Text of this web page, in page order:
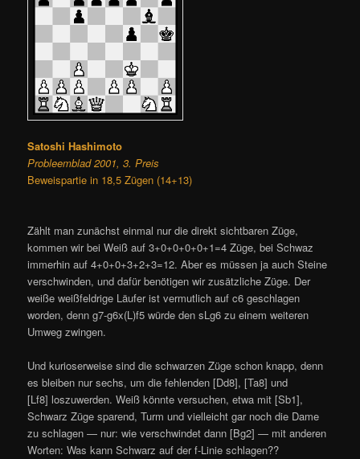
Satoshi Hashimoto
Probleemblad 2001, 3. Preis
Beweispartie in 18,5 Zügen (14+13)
Zählt man zunächst einmal nur die direkt sichtbaren Züge,
kommen wir bei Weiß auf 3+0+0+0+0+1=4 Züge, bei Schwaz
immerhin auf 4+0+0+3+2+3=12. Aber es müssen ja auch Steine
verschwinden, und dafür benötigen wir zusätzliche Züge. Der
weiße weißfeldrige Läufer ist vermutlich auf c6 geschlagen
worden, denn g7-g6x(L)f5 würde den sLg6 zu einem weiteren
Umweg zwingen.
Und kurioserweise sind die schwarzen Züge schon knapp, denn
es bleiben nur sechs, um die fehlenden [Dd8], [Ta8] und
[Lf8] loszuwerden. Weiß könnte versuchen, etwa mit [Sb1],
Schwarz Züge sparend, Turm und vielleicht gar noch die Dame
zu schlagen — nur: wie verschwindet dann [Bg2] — mit anderen
Worten: Was kann Schwarz auf der f-Linie schlagen??